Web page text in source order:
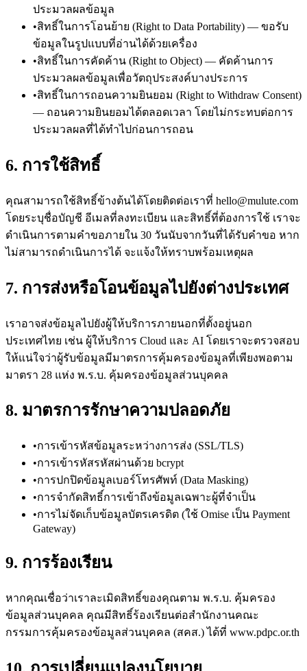
ประมวลผลข้อมูล
•สิทธิ์ในการโอนย้าย (Right to Data Portability) — ขอรับ
ข้อมูลในรูปแบบที่อ่านได้ด้วยเครื่อง
•สิทธิ์ในการคัดค้าน (Right to Object) — คัดค้านการ
ประมวลผลข้อมูลเพื่อวัตถุประสงค์บางประการ
•สิทธิ์ในการถอนความยินยอม (Right to Withdraw Consent)
— ถอนความยินยอมได้ตลอดเวลา โดยไม่กระทบต่อการ
ประมวลผลที่ได้ทำไปก่อนการถอน
6. การใช้สิทธิ์
คุณสามารถใช้สิทธิ์ข้างต้นได้โดยติดต่อเราที่ hello@mulute.com
โดยระบุชื่อบัญชี อีเมลที่ลงทะเบียน และสิทธิ์ที่ต้องการใช้ เราจะ
ดำเนินการตามคำขอภายใน 30 วันนับจากวันที่ได้รับคำขอ หาก
ไม่สามารถดำเนินการได้ จะแจ้งให้ทราบพร้อมเหตุผล
7. การส่งหรือโอนข้อมูลไปยังต่างประเทศ
เราอาจส่งข้อมูลไปยังผู้ให้บริการภายนอกที่ตั้งอยู่นอก
ประเทศไทย เช่น ผู้ให้บริการ Cloud และ AI โดยเราจะตรวจสอบ
ให้แน่ใจว่าผู้รับข้อมูลมีมาตรการคุ้มครองข้อมูลที่เพียงพอตาม
มาตรา 28 แห่ง พ.ร.บ. คุ้มครองข้อมูลส่วนบุคคล
8. มาตรการรักษาความปลอดภัย
•การเข้ารหัสข้อมูลระหว่างการส่ง (SSL/TLS)
•การเข้ารหัสรหัสผ่านด้วย bcrypt
•การปกปิดข้อมูลเบอร์โทรศัพท์ (Data Masking)
•การจำกัดสิทธิ์การเข้าถึงข้อมูลเฉพาะผู้ที่จำเป็น
•การไม่จัดเก็บข้อมูลบัตรเครดิต (ใช้ Omise เป็น Payment
Gateway)
9. การร้องเรียน
หากคุณเชื่อว่าเราละเมิดสิทธิ์ของคุณตาม พ.ร.บ. คุ้มครอง
ข้อมูลส่วนบุคคล คุณมีสิทธิ์ร้องเรียนต่อสำนักงานคณะ
กรรมการคุ้มครองข้อมูลส่วนบุคคล (สคส.) ได้ที่ www.pdpc.or.th